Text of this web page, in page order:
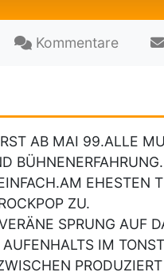
Kommentare
AB MAI 99.ALLE
EHESTEN
ZU.
SPRUNG AUF
IM